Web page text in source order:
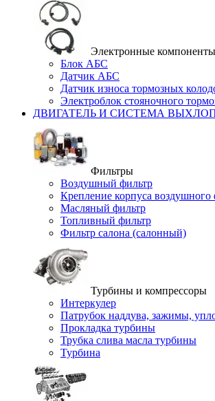
Электронные компоненты
Блок АБС
Датчик АБС
Датчик износа тормозных
Электроблок стояночного
ДВИГАТЕЛЬ И СИСТЕМА
Фильтры
Воздушный фильтр
Крепление корпуса воздушного
Масляный фильтр
Топливный фильтр
Фильтр салона (салонный)
Турбины и компрессоры
Интеркулер
Патрубок наддува, зажимы,
Прокладка турбины
Трубка слива масла турбины
Турбина